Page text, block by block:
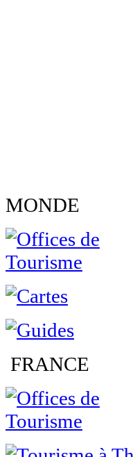
MONDE
FRANCE